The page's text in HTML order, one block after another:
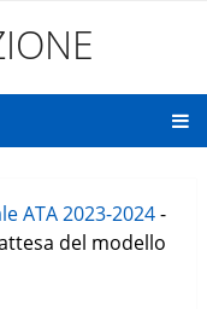
ATA 2023-2024-
del modello